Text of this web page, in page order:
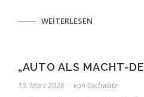
WEITERLESEN
„AUTO ALS MACHT-
13. März 2026 von Gschwätz